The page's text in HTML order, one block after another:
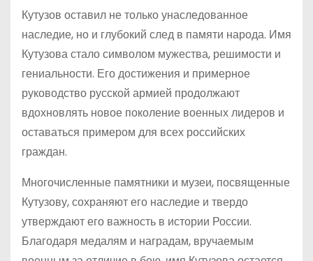
Кутузов оставил не только унаследованное
наследие, но и глубокий след в памяти народа. Имя
Кутузова стало символом мужества, решимости и
гениальности. Его достижения и примерное
руководство русской армией продолжают
вдохновлять новое поколение военных лидеров и
оставаться примером для всех российских
граждан.
Многочисленные памятники и музеи, посвященные
Кутузову, сохраняют его наследие и твердо
утверждают его важность в истории России.
Благодаря медалям и наградам, вручаемым